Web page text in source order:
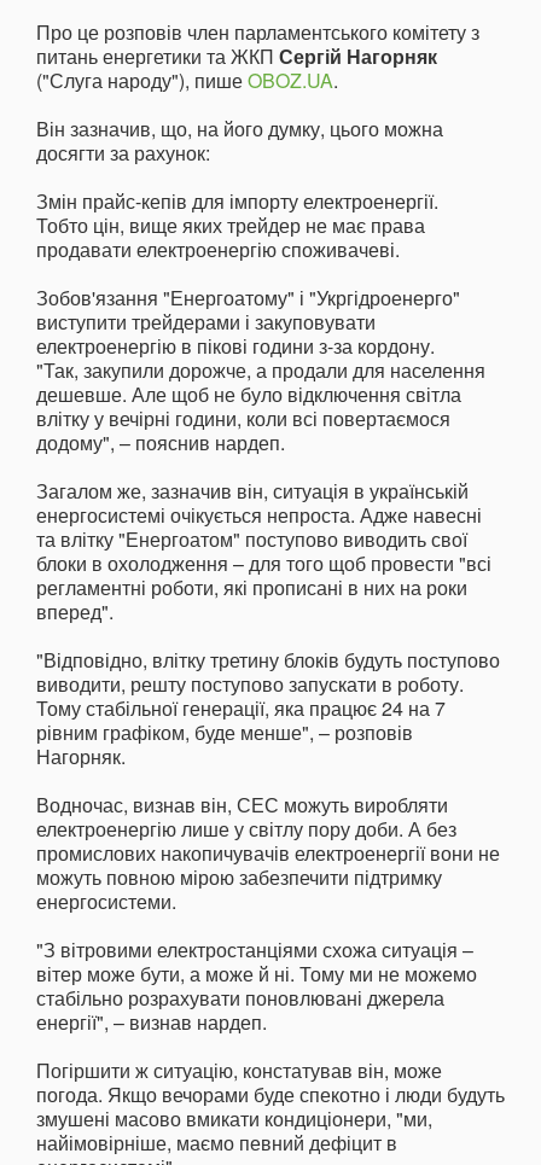
Про це розповів член парламентського комітету з
питань енергетики та ЖКП Сергій Нагорняк
("Слуга народу"), пишеOBOZ.UA.
Він зазначив, що, на його думку, цього можна
досягти за рахунок:
Змін прайс-кепів для імпорту електроенергії.
Тобто цін, вище яких трейдер не має права
продавати електроенергію споживачеві.
Зобов'язання "Енергоатому" і "Укргідроенерго"
виступити трейдерами і закуповувати
електроенергію в пікові години з-за кордону.
"Так, закупили дорожче, а продали для населення
дешевше. Але щоб не було відключення світла
влітку у вечірні години, коли всі повертаємося
додому", – пояснив нардеп.
Загалом же, зазначив він, ситуація в українській
енергосистемі очікується непроста. Адже навесні
та влітку "Енергоатом" поступово виводить свої
блоки в охолодження – для того щоб провести "всі
регламентні роботи, які прописані в них на роки
вперед".
"Відповідно, влітку третину блоків будуть поступово
виводити, решту поступово запускати в роботу.
Тому стабільної генерації, яка працює 24 на 7
рівним графіком, буде менше", – розповів
Нагорняк.
Водночас, визнав він, СЕС можуть виробляти
електроенергію лише у світлу пору доби. А без
промислових накопичувачів електроенергії вони не
можуть повною мірою забезпечити підтримку
енергосистеми.
"З вітровими електростанціями схожа ситуація –
вітер може бути, а може й ні. Тому ми не можемо
стабільно розрахувати поновлювані джерела
енергії", – визнав нардеп.
Погіршити ж ситуацію, констатував він, може
погода. Якщо вечорами буде спекотно і люди будуть
змушені масово вмикати кондиціонери, "ми,
найімовірніше, маємо певний дефіцит в